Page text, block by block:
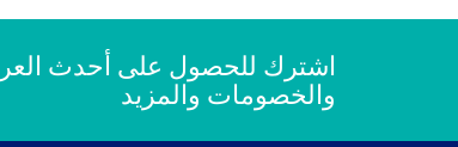
اشترك للحصول على أحدث
والخصومات والمزيد